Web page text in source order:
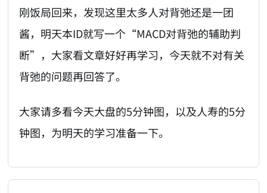
刚饭局回来，发现这里太多人对背弛还是一团
酱，明天本ID就写一个“MACD对背弛的辅助判
断”，大家看文章好好再学习，今天就不对有关
背弛的问题再回答了。
大家请多看今天大盘的5分钟图，以及人寿的5分
钟图，为明天的学习准备一下。